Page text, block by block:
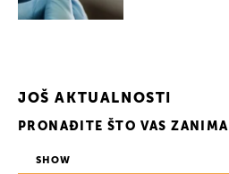
JOŠ AKTUALNOSTI
PRONAĐITE ŠTO VAS ZANIMA
SHOW